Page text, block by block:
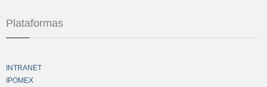
Plataformas
INTRANET
IPOMEX